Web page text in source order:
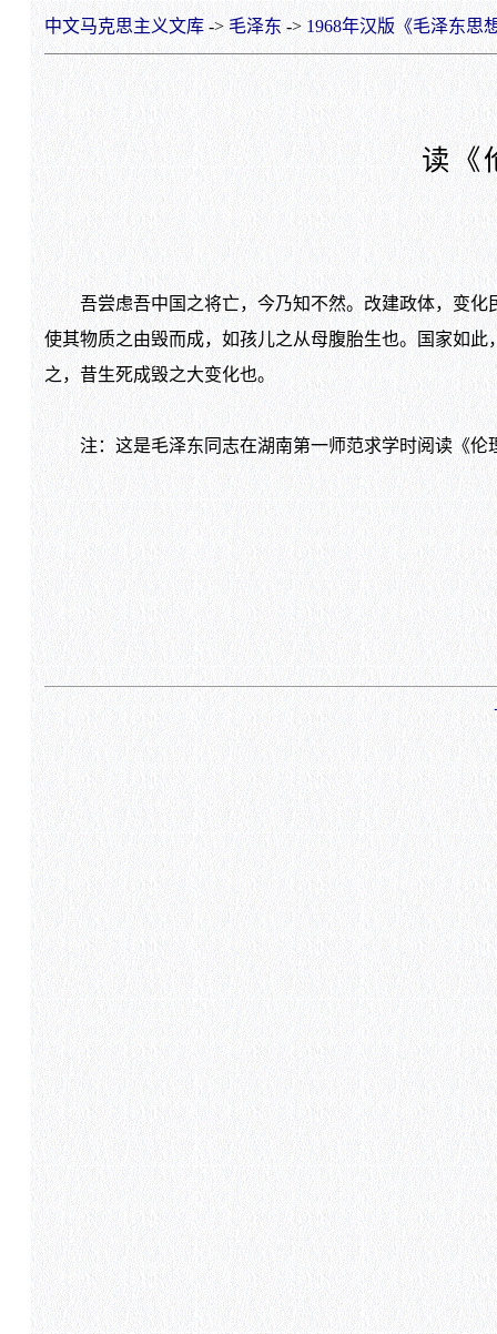
中文马克思主义文库-> 毛泽东 -> 1968年汉版《毛泽东思
读《
吾尝虑吾中国之将亡，今乃知不然。改建政体，变化
使其物质之由毁而成，如孩儿之从母腹胎生也。国家如
之，昔生死成毁之大变化也。
注：这是毛泽东同志在湖南第一师范求学时阅读《伦